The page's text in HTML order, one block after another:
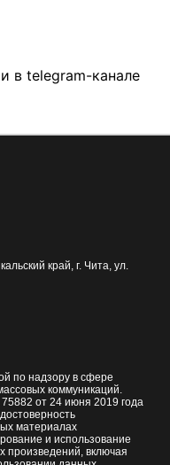
в telegram-канале
край, г. Чита, ул.
по надзору в сфере
коммуникаций.
от 24 июня 2019 года
материалах
и использование
произведений, включая